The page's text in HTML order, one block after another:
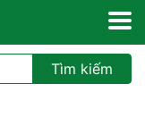
Tìm kiếm